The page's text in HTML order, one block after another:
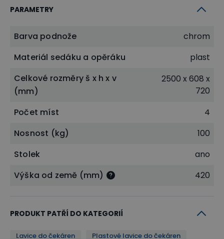
PARAMETRY
Barva podnože
chrom
Materiál sedáku a opěráku
plast
Celkové rozměry š x h x v
(mm)
2500 x 608 x
720
Počet míst
4
Nosnost (kg)
100
Stolek
ano
Výška od země (mm)
420
PRODUKT PATŘÍ DO KATEGORIÍ
Lavice do čekáren
Plastové lavice do čekáren